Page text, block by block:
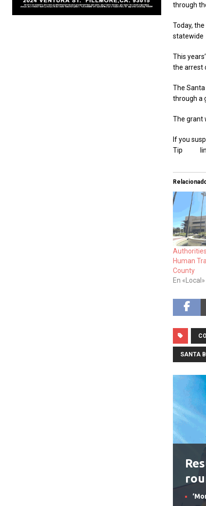
through
Today,
statewide
This
the arrest
The
through a
The grant
If you
Tip line
Human
County
En «Local»
SANTA